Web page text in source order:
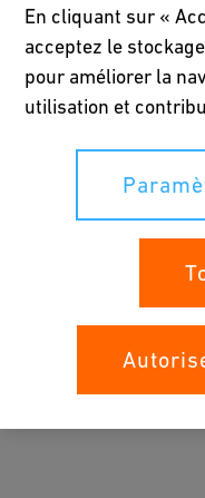
industriels, comme la
seulement de la
performances
constant dans des
S
En cliquant sur «
acceptez le
pour améliorer la
utilisation et